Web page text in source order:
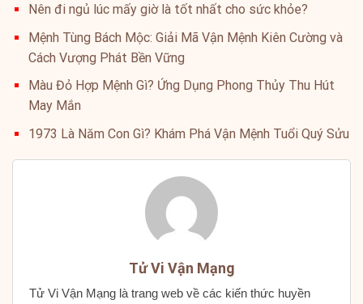
Nên đi ngủ lúc mấy giờ là tốt nhất cho sức khỏe?
Mệnh Tùng Bách Mộc: Giải Mã Vận Mệnh Kiên Cường và
Cách Vượng Phát Bền Vững
Màu Đỏ Hợp Mệnh Gì? Ứng Dụng Phong Thủy Thu Hút
May Mắn
1973 Là Năm Con Gì? Khám Phá Vận Mệnh Tuổi Quý Sửu
Tử Vi Vận Mạng
Tử Vi Vận Mạng là trang web về các kiến thức huyền